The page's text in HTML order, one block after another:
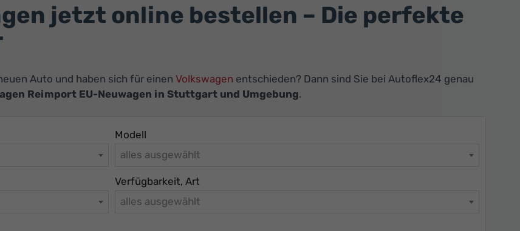
jetzt online bestellen – Die perfekte
Auto und haben sich für einen Volkswagen entschieden? Dann sind Sie bei Autoflex24 genau
Reimport EU-Neuwagen in Stuttgart und Umgebung.
Modell
alles ausgewählt
Verfügbarkeit, Art
alles ausgewählt